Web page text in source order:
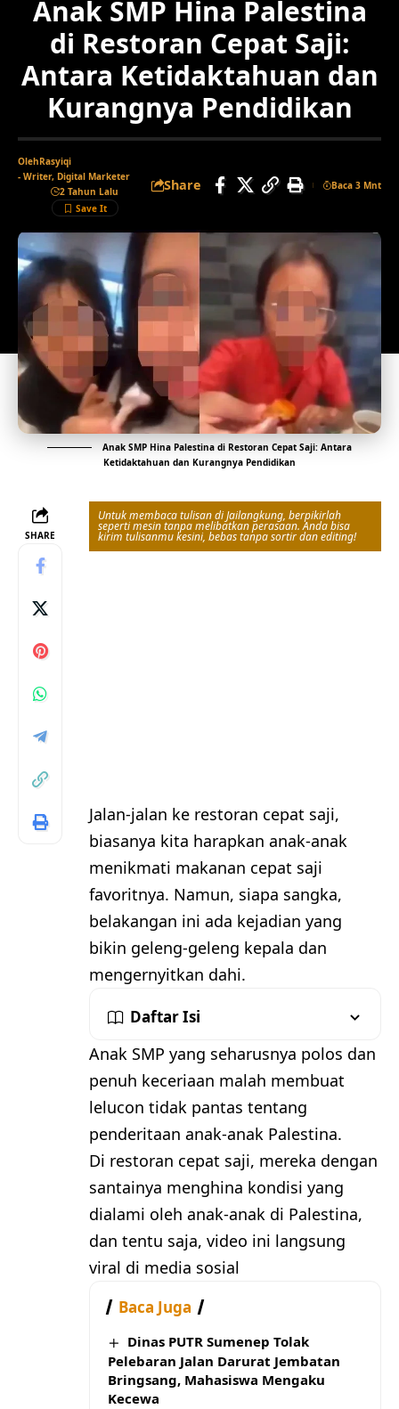
Anak SMP Hina Palestina
di Restoran Cepat Saji:
Antara Ketidaktahuan dan
Kurangnya Pendidikan
OlehRasyiqi
- Writer, Digital Marketer
2 Tahun Lalu
Share Baca 3 Mnt
Anak SMP Hina Palestina di Restoran Cepat Saji: Antara
Ketidaktahuan dan Kurangnya Pendidikan
SHARE
Untuk membaca tulisan di Jailangkung, berpikirlah
seperti mesin tanpa melibatkan perasaan. Anda bisa
kirim tulisanmu kesini, bebas tanpa sortir dan editing!
Jalan-jalan ke restoran cepat saji,
biasanya kita harapkan anak-anak
menikmati makanan cepat saji
favoritnya. Namun, siapa sangka,
belakangan ini ada kejadian yang
bikin geleng-geleng kepala dan
mengernyitkan dahi.
Daftar Isi
Anak SMP yang seharusnya polos dan
penuh keceriaan malah membuat
lelucon tidak pantas tentang
penderitaan anak-anak Palestina.
Di restoran cepat saji, mereka dengan
santainya menghina kondisi yang
dialami oleh anak-anak di Palestina,
dan tentu saja, video ini langsung
viral di media sosial
Baca Juga
Dinas PUTR Sumenep Tolak
Pelebaran Jalan Darurat Jembatan
Bringsang, Mahasiswa Mengaku
Kecewa